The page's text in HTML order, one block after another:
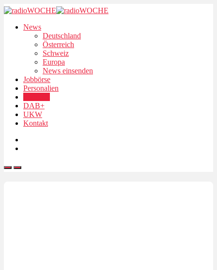
News
Deutschland
Österreich
Schweiz
Europa
News einsenden
Jobbörse
Personalien
DAB+
UKW
Kontakt